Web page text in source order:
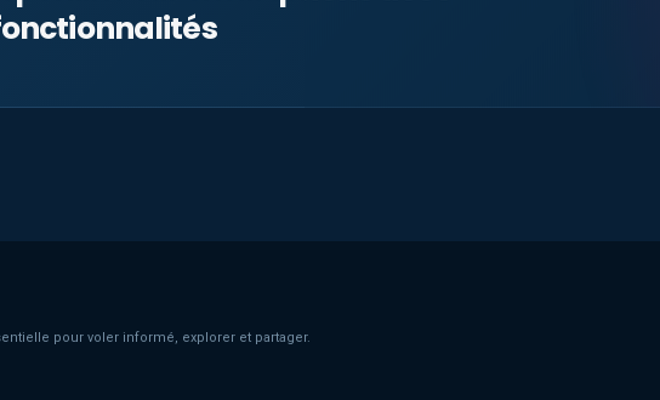
pour voler informé, explorer et partager.